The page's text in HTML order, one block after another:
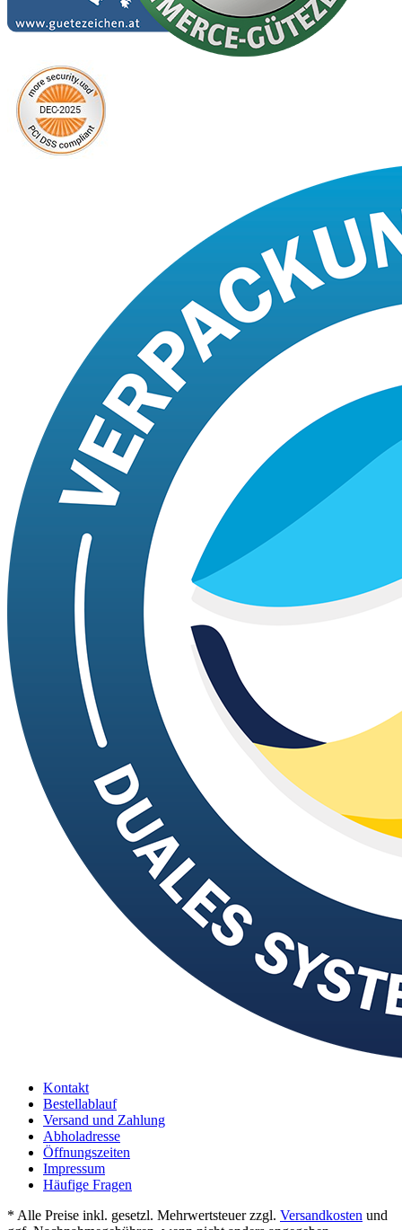
Kontakt
Bestellablauf
Versand und Zahlung
Abholadresse
Öffnungszeiten
Impressum
Häufige Fragen
* Alle Preise inkl. gesetzl. Mehrwertsteuer zzgl. Versandkosten und